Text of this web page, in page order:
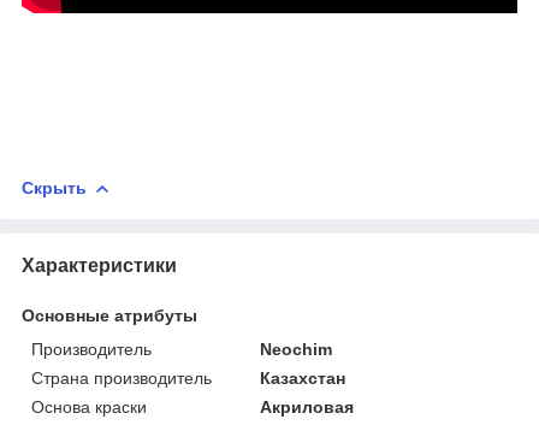
Скрыть
Характеристики
Основные атрибуты
Производитель
Neochim
Страна производитель
Казахстан
Основа краски
Акриловая